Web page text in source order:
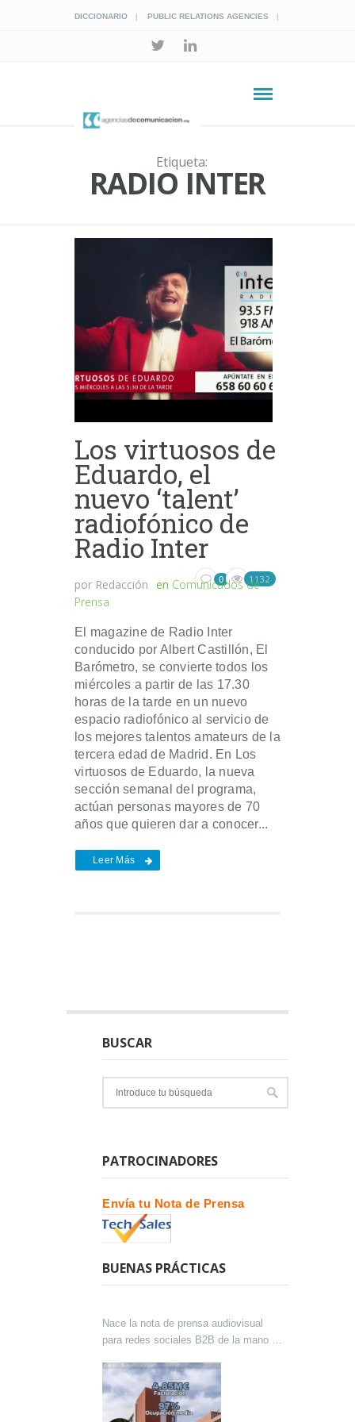
DICCIONARIO PUBLIC RELATIONS AGENCIES
Etiqueta:
RADIO INTER
Los virtuosos de
Eduardo, el
nuevo ‘talent’
radiofónico de
Radio Inter
por Redacción en Comunicados de
Prensa
0 1132
El magazine de Radio Inter
conducido por Albert Castillón, El
Barómetro, se convierte todos los
miércoles a partir de las 17.30
horas de la tarde en un nuevo
espacio radiofónico al servicio de
los mejores talentos amateurs de la
tercera edad de Madrid. En Los
virtuosos de Eduardo, la nueva
sección semanal del programa,
actúan personas mayores de 70
años que quieren dar a conocer...
Leer Más
BUSCAR
PATROCINADORES
Envía tu Nota de Prensa
BUENAS PRÁCTICAS
Nace la nota de prensa audiovisual
para redes sociales B2B de la mano de